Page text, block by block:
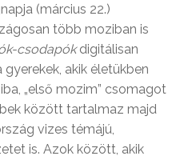
(március 22.)
több moziban is
csodapókdigitálisan
akik életükben
„első mozim” csomagot
között tartalmaz majd
vizes témájú,
is. Azok között, akik